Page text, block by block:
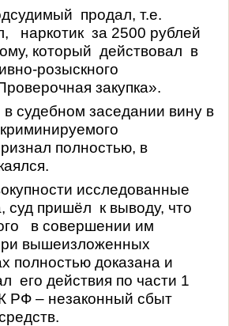
продал, т.е.
наркотик за 2500 рублей
который действовал в
розыскного
закупка».
в судебном заседании вину в
полностью, в
исследованные
суд пришёл к выводу, что
в совершении им
вышеизложенных
полностью доказана и
его действия по части 1
РФ – незаконный сбыт